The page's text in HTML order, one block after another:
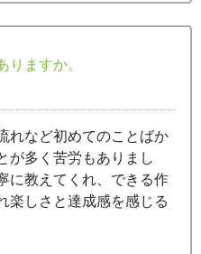
ますか。
れなど初めてのことばか
が多く苦労もありまし
に教えてくれ、できる作
楽しさと達成感を感じる